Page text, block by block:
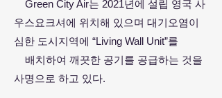
Green City Air는 2021년에 설립 영국 사
우스요크셔에 위치해 있으며 대기오염이
심한 도시지역에 “Living Wall Unit”를
배치하여 깨끗한 공기를 공급하는 것을
사명으로 하고 있다.